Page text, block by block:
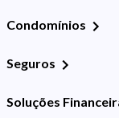
Condomínios
Seguros
Soluções